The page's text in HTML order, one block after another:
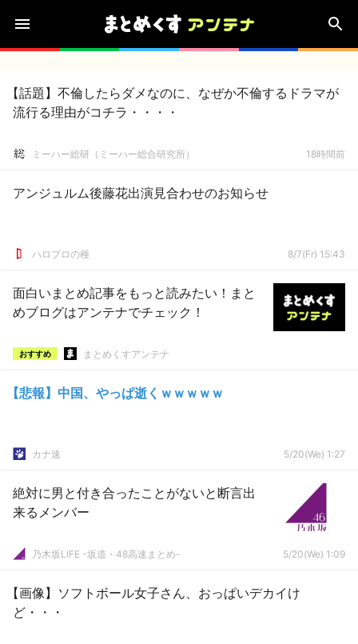
【話題】不倫したらダメなのに、なぜか不倫するドラマが
流行る理由がコチラ・・・・
ミーハー総研（ミーハー総合研究所） 18時間前
アンジュルム後藤花出演見合わせのお知らせ
ハロプロの種 8/7(Fr) 15:43
面白いまとめ記事をもっと読みたい！まと
めブログはアンテナでチェック！
おすすめ まとめくすアンテナ
【悲報】中国、やっぱ逝くｗｗｗｗｗ
カナ速 5/20(We) 1:27
絶対に男と付き合ったことがないと断言出
来るメンバー
乃木坂LIFE -坂道・48高速まとめ- 5/20(We) 1:09
【画像】ソフトボール女子さん、おっぱいデカイけ
ど・・・